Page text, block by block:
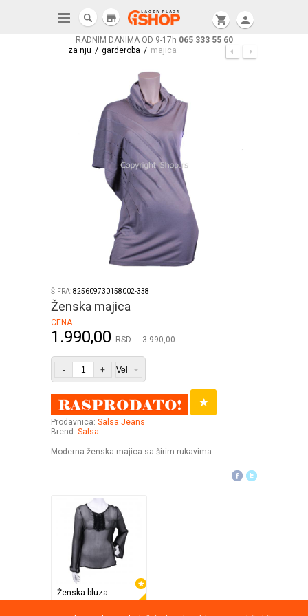
RADNIM DANIMA OD 9-17h 065 333 55 60
shopping_cart person
store
za nju / garderoba / majica
ŠIFRA:825609730158002-338
Ženska majica
CENA
1.990,00 RSD 3.990,00
- +
Prodavnica: Salsa Jeans
Brend: Salsa
Moderna ženska majica sa širim rukavima
Ženska bluza